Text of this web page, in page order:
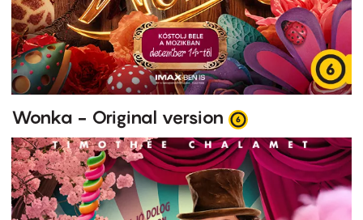
Wonka - Original version